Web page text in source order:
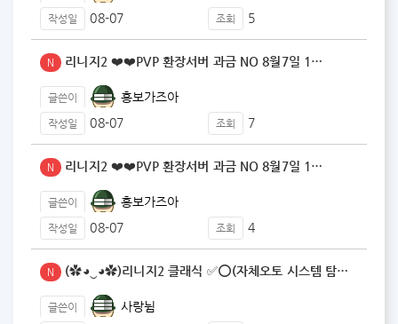
작성일 08-07 조회 5
N 리니지2 ❤️❤️PVP 환장서버 과금 NO 8월7일 1…
글쓴이 홍보가즈아
작성일 08-07 조회 7
N 리니지2 ❤️❤️PVP 환장서버 과금 NO 8월7일 1…
글쓴이 홍보가즈아
작성일 08-07 조회 4
N (✿◕‿◕✿)리니지2 클래식 ✅⭕(자체오토 시스템 탐재…
글쓴이 사랑뉨